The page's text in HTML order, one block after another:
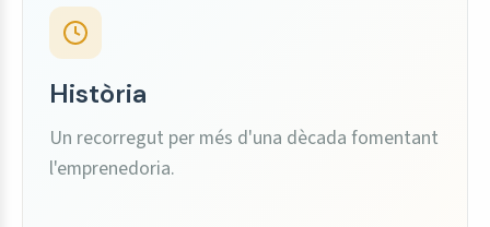
Història
Un recorregut per més d'una dècada fomentant
l'emprenedoria.